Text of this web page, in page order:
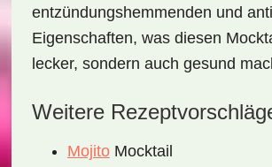
entzündungshemmenden und
Eigenschaften, was diesen
lecker, sondern auch gesund
Weitere
MojitoMocktail